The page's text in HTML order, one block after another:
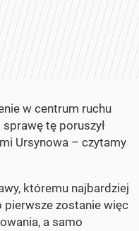
w centrum ruchu
tę poruszył
Ursynowa – czytamy
któremu najbardziej
pierwsze zostanie więc
a samo